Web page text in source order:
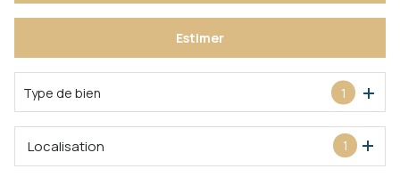
Du neuf
De l'immo pro
Estimer
Type de bien 1
1
Localisation